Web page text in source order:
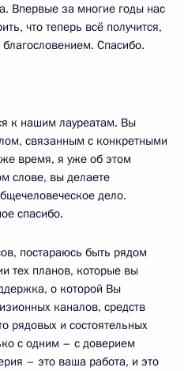
Впервые за многие годы нас
что теперь всё получится,
Спасибо.
к нашим лауреатам. Вы
связанным с конкретными
время, я уже об этом
слове, вы делаете
дело.
спасибо.
постараюсь быть рядом
тех планов, которые вы
о которой Вы
каналов, средств
рядовых и состоятельных
с одним – с доверием
– это ваша работа, и это